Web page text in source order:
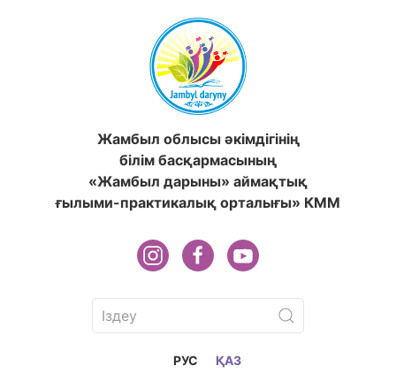
Жамбыл облысы әкімдігінің
білім басқармасының
«Жамбыл дарыны» аймақтық
ғылыми-практикалық орталығы» КММ
РУС ҚАЗ